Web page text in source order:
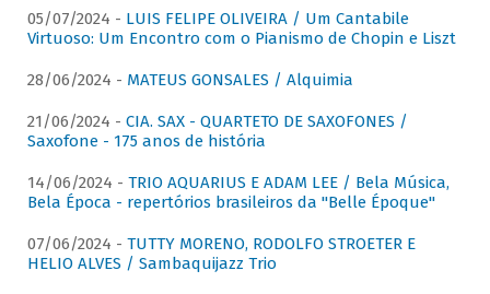
05/07/2024 - LUIS FELIPE OLIVEIRA / Um Cantabile
Virtuoso: Um Encontro com o Pianismo de Chopin e Liszt
28/06/2024 - MATEUS GONSALES / Alquimia
21/06/2024 - CIA. SAX - QUARTETO DE SAXOFONES /
Saxofone - 175 anos de história
14/06/2024 - TRIO AQUARIUS E ADAM LEE / Bela Música,
Bela Época - repertórios brasileiros da "Belle Époque"
07/06/2024 - TUTTY MORENO, RODOLFO STROETER E
HELIO ALVES / Sambaquijazz Trio